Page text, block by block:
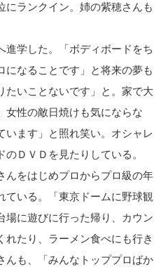
にランクイン。姉の紫穂さんも
学した。「ボディボードをち
になることです」と将来の夢も
たいことないです」と。家で大
女性の敵日焼けも気にならな
います」と照れ笑い。オシャレ
ＤＶＤを見たりしている。
をはじめプロからプロ級の年
ている。「東京ドームに野球観
場に遊びに行った帰り、カウン
れたり、ラーメン食べにも行き
んも、「みんなトッププロばか